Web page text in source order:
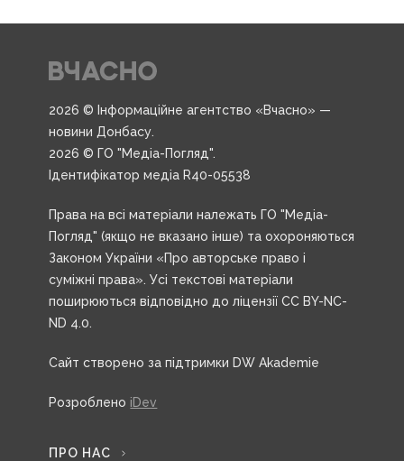
2026 © Інформаційне агентство «Вчасно» —
новини Донбасу.
2026 © ГО "Медіа-Погляд".
Ідентифікатор медіа R40-05538
Права на всі матеріали належать ГО "Медіа-
Погляд" (якщо не вказано інше) та охороняються
Законом України «Про авторське право і
суміжні права». Усі текстові матеріали
поширюються відповідно до ліцензії CC BY-NC-
ND 4.0.
Сайт створено за підтримки DW Akademie
Розроблено iDev
ПРО НАС